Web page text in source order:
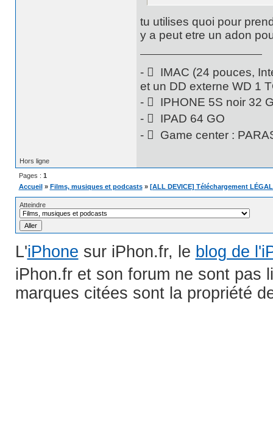
tu utilises quoi pour
y a peut etre un adon
-  IMAC (24 pouces,
et un DD externe WD 1
-  IPHONE 5S noir 32
-  IPAD 64 GO
-  Game center :
Hors ligne
Pages : 1
Accueil » Films, musiques et podcasts » [ALL DEVICE] Téléchargement
Atteindre
L'iPhone sur iPhon.fr, le blog de
iPhon.fr et son forum ne sont pas
marques citées sont la propriété